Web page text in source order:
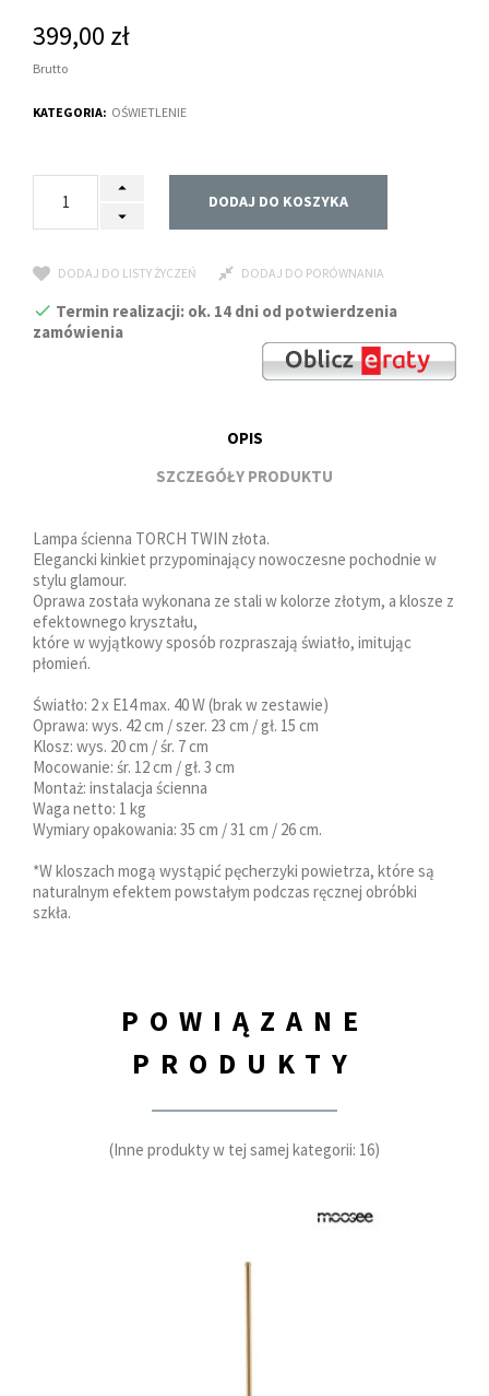
399,00 zł
Brutto
KATEGORIA: OŚWIETLENIE
DODAJ DO KOSZYKA
DODAJ DO LISTY ŻYCZEŃ DODAJ DO PORÓWNANIA
Termin realizacji: ok. 14 dni od potwierdzenia
zamówienia
OPIS
SZCZEGÓŁY PRODUKTU
Lampa ścienna TORCH TWIN złota.
Elegancki kinkiet przypominający nowoczesne pochodnie w
stylu glamour.
Oprawa została wykonana ze stali w kolorze złotym, a klosze z
efektownego kryształu,
które w wyjątkowy sposób rozpraszają światło, imitując
płomień.
Światło: 2 x E14 max. 40 W (brak w zestawie)
Oprawa: wys. 42 cm / szer. 23 cm / gł. 15 cm
Klosz: wys. 20 cm / śr. 7 cm
Mocowanie: śr. 12 cm / gł. 3 cm
Montaż: instalacja ścienna
Waga netto: 1 kg
Wymiary opakowania: 35 cm / 31 cm / 26 cm.
*W kloszach mogą wystąpić pęcherzyki powietrza, które są
naturalnym efektem powstałym podczas ręcznej obróbki
szkła.
POWIĄZANE
PRODUKTY
(Inne produkty w tej samej kategorii: 16)